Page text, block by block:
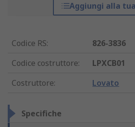
Aggiungi alla
Codice RS:
826-3836
Codice costruttore:
LPXCB01
Costruttore: Lovato
Specifiche